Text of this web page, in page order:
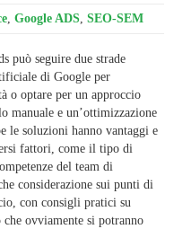
, Google ADS, SEO-SEM
può seguire due strade
di Google per
o optare per un approccio
manuale e un’ottimizzazione
le soluzioni hanno vantaggi e
fattori, come il tipo di
del team di
considerazione sui punti di
con consigli pratici su
ovviamente si potranno